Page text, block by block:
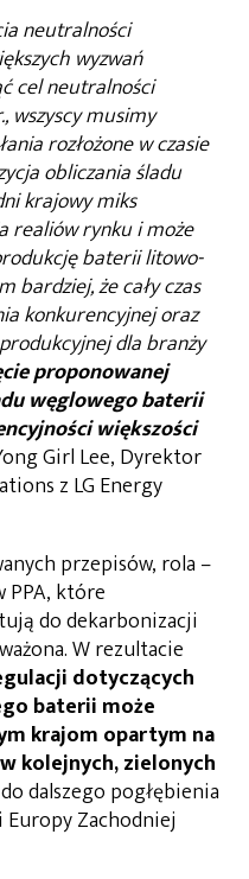
neutralności
wyzwań
cel neutralności
wszyscy musimy
rozłożone w czasie
obliczania śladu
krajowy miks
realiów rynku i może
baterii litowo-
bardziej, że cały czas
konkurencyjnej oraz
dla branży
proponowanej
węglowego baterii
większości
Girl Lee, Dyrektor
z LG Energy
przepisów, rola –
PPA, które
do dekarbonizacji
W rezultacie
dotyczących
baterii może
krajom opartym na
kolejnych, zielonych
dalszego pogłębienia
Zachodniej